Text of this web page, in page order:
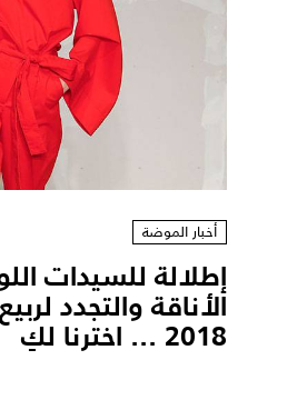
أخبار الموضة
إطلالة للسيدات
الأناقة والتجدد
2018 ... اخترنا لكِ